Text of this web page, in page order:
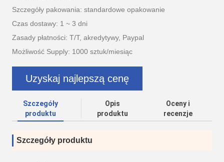
Szczegóły pakowania: standardowe opakowanie
Czas dostawy: 1 ~ 3 dni
Zasady płatności: T/T, akredytywy, Paypal
Możliwość Supply: 1000 sztuk/miesiąc
Uzyskaj najlepszą cenę
Szczegóły
produktu
Opis
produktu
Oceny i
recenzje
Szczegóły produktu